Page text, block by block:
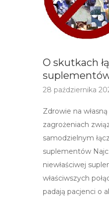
O skutkach
28 października
Zdrowie na
zagrożeniach
samodzielnym
suplementów
niewłaściwej
właściwszych
padają pacjenci o